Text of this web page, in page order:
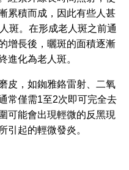
累積而成，因此有些人甚
斑。在形成老人斑之前通
增長後，曬斑的面積逐漸
進化為老人斑。
皮，如銣雅鉻雷射、二氧
常僅需1至2次即可完全去
可能會出現輕微的反黑現
引起的輕微發炎。